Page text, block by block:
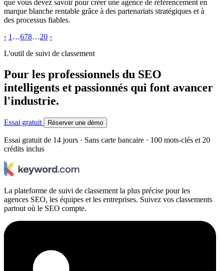
que vous devez savoir pour créer une agence de référencement en
marque blanche rentable grâce à des partenariats stratégiques et à
des processus fiables.
‹ 1 …678…20 ›
L'outil de suivi de classement
Pour les professionnels du SEO
intelligents et passionnés qui font avancer
l'industrie.
Essai gratuit Réserver une démo
Essai gratuit de 14 jours · Sans carte bancaire · 100 mots-clés et 20
crédits inclus
La plateforme de suivi de classement la plus précise pour les
agences SEO, les équipes et les entreprises. Suivez vos classements
partout où le SEO compte.